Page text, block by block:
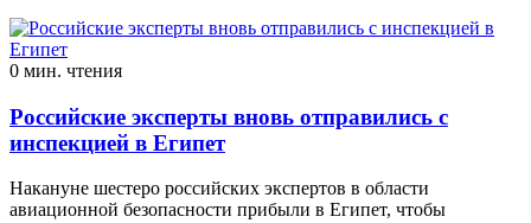
0 мин. чтения
Российские эксперты вновь отправились с
инспекцией в Египет
Накануне шестеро российских экспертов в области
авиационной безопасности прибыли в Египет, чтобы